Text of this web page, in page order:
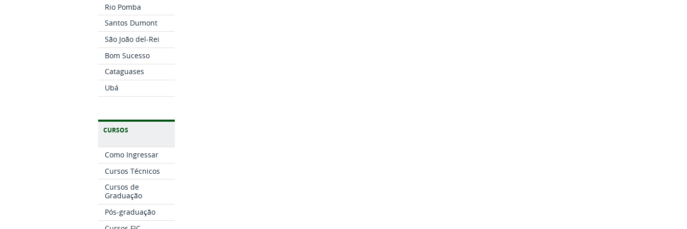
Rio Pomba
Santos Dumont
São João del-Rei
Bom Sucesso
Cataguases
Ubá
CURSOS
Como Ingressar
Cursos Técnicos
Cursos de
Graduação
Pós-graduação